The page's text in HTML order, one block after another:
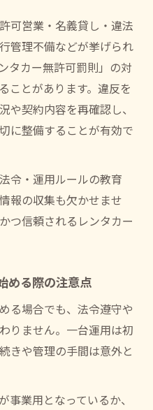
可営業・名義貸し・違法
管理不備などが挙げられ
タカー無許可罰則」の対
ことがあります。違反を
や契約内容を再確認し、
に整備することが有効で
令・運用ルールの教育
報の収集も欠かせませ
つ信頼されるレンタカー
める際の注意点
る場合でも、法令遵守や
りません。一台運用は初
きや管理の手間は意外と
事業用となっているか、